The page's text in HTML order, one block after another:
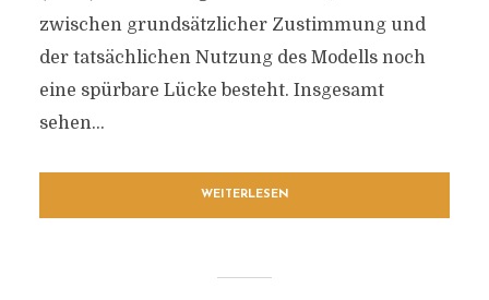
zwischen grundsätzlicher Zustimmung und
der tatsächlichen Nutzung des Modells noch
eine spürbare Lücke besteht. Insgesamt
sehen...
WEITERLESEN